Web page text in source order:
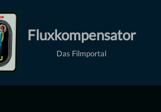
Fluxkompensator
Das Filmportal